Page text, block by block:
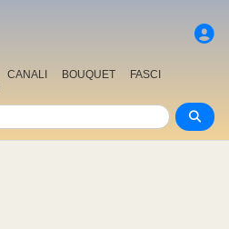
CANALI BOUQUET
FASCI